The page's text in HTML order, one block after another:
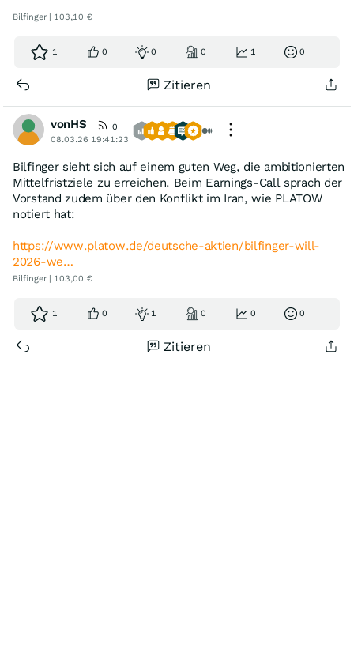
Bilfinger | 103,10 €
1 0 0 0 1 0
Zitieren
vonHS
0
08.03.26 19:41:23
Bilfinger sieht sich auf einem guten Weg, die ambitionierten
Mittelfristziele zu erreichen. Beim Earnings-Call sprach der
Vorstand zudem über den Konflikt im Iran, wie PLATOW
notiert hat:
https://www.platow.de/deutsche-aktien/bilfinger-will-
2026-we…
Bilfinger | 103,00 €
1 0 1 0 0 0
Zitieren